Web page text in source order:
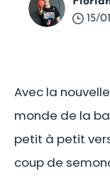
15/
Avec la
monde de la
petit à petit
coup de